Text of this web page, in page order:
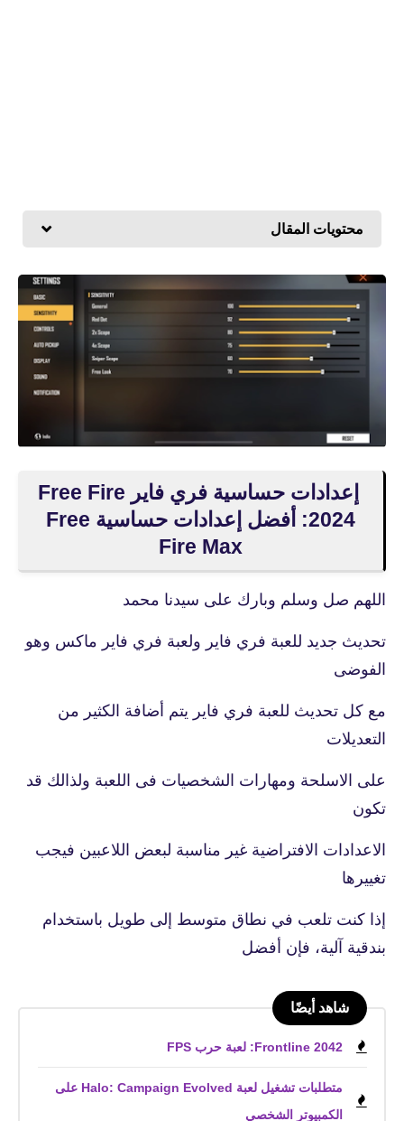
محتويات المقال
إعدادات حساسية فري فاير Free Fire
2024: أفضل إعدادات حساسية Free
Fire Max
اللهم صل وسلم وبارك على سيدنا محمد
تحديث جديد للعبة فري فاير ولعبة فري فاير ماكس وهو
الفوضى
مع كل تحديث للعبة فري فاير يتم أضافة الكثير من
التعديلات
على الاسلحة ومهارات الشخصيات فى اللعبة ولذالك قد
تكون
الاعدادات الافتراضية غير مناسبة لبعض اللاعبين فيجب
تغييرها
إذا كنت تلعب في نطاق متوسط ​​إلى طويل باستخدام
بندقية آلية، فإن أفضل
شاهد أيضًا
Frontline 2042: لعبة حرب FPS
متطلبات تشغيل لعبة Halo: Campaign Evolved على
الكمبيوتر الشخصي